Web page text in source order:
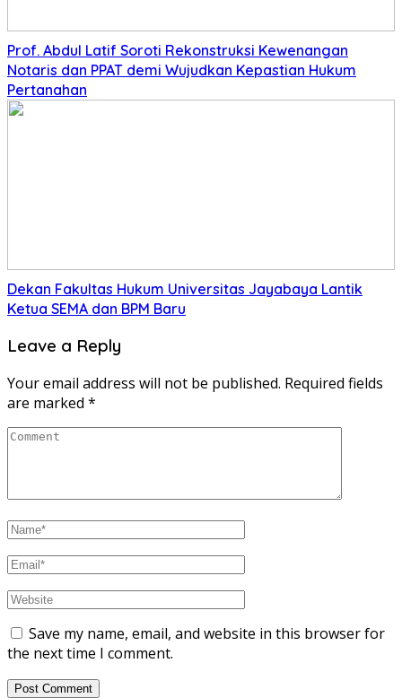
Prof. Abdul Latif Soroti Rekonstruksi Kewenangan
Notaris dan PPAT demi Wujudkan Kepastian Hukum
Pertanahan
Dekan Fakultas Hukum Universitas Jayabaya Lantik
Ketua SEMA dan BPM Baru
Leave a Reply
Your email address will not be published. Required fields
are marked *
Save my name, email, and website in this browser for
the next time I comment.